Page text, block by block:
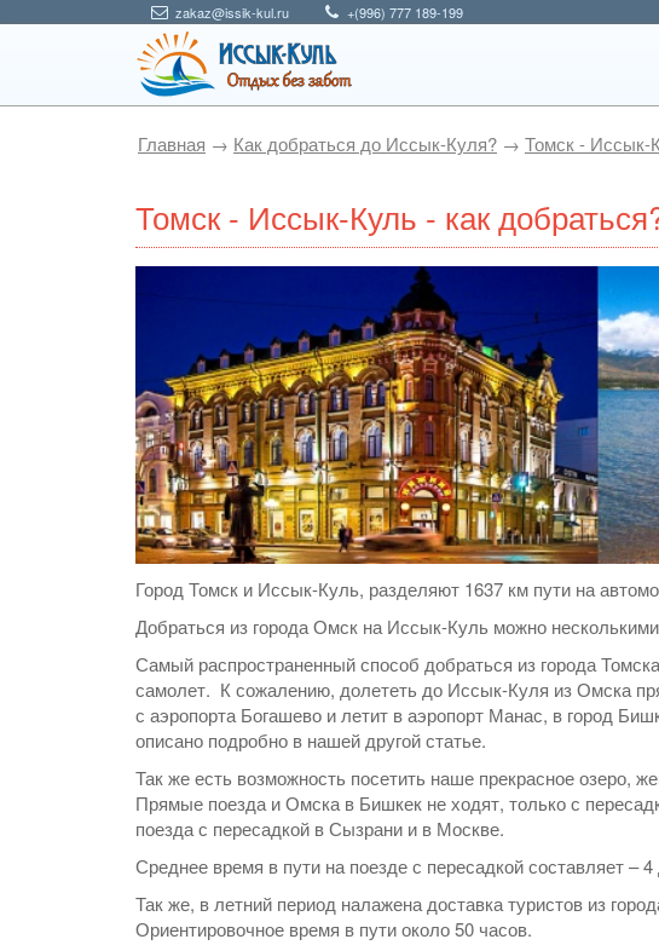
zakaz@issik-kul.ru +(996) 777 189-199
Главная → Как добраться до Иссык-Куля? → Томск - Иссык-
Томск - Иссык-Куль - как
Город Томск и Иссык-Куль, разделяют 1637 км пути на
Добраться из города Омск на Иссык-Куль можно
Самый распространенный способ добраться из города
самолет. К сожалению, долететь до Иссык-Куля из Омска
с аэропорта Богашево и летит в аэропорт Манас, в город
описано подробно в нашей другой статье.
Так же есть возможность посетить наше прекрасное озеро,
Прямые поезда и Омска в Бишкек не ходят, только с
поезда с пересадкой в Сызрани и в Москве.
Среднее время в пути на поезде с пересадкой составляет – 4
Так же, в летний период налажена доставка туристов из
Ориентировочное время в пути около 50 часов.